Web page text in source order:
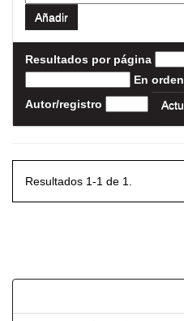
Resultados por página
En orden
Autor/registro
Resultados 1-1 de 1.